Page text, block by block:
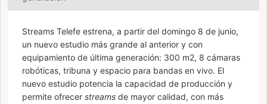
Streams Telefe estrena, a partir del domingo 8 de junio,
un nuevo estudio más grande al anterior y con
equipamiento de última generación: 300 m2, 8 cámaras
robóticas, tribuna y espacio para bandas en vivo. El
nuevo estudio potencia la capacidad de producción y
permite ofrecer streams de mayor calidad, con más